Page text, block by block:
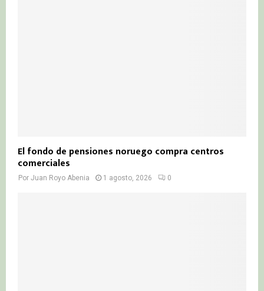
El fondo de pensiones noruego compra centros
comerciales
Por Juan Royo Abenia 1 agosto, 2026 0